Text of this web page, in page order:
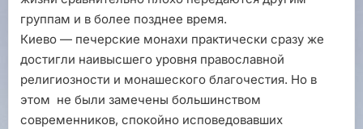
группам и в более позднее время.
Киево — печерские монахи практически сразу же
достигли наивысшего уровня православной
религиозности и монашеского благочестия. Но в
этом не были замечены большинством
современников, спокойно исповедовавших